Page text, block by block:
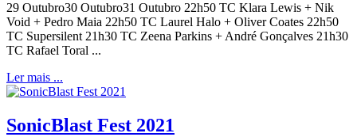
29 Outubro30 Outubro31 Outubro 22h50 TC Klara Lewis + Nik
Void + Pedro Maia 22h50 TC Laurel Halo + Oliver Coates 22h50
TC Supersilent 21h30 TC Zeena Parkins + André Gonçalves 21h30
TC Rafael Toral ...
Ler mais ...
SonicBlast Fest 2021